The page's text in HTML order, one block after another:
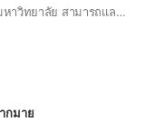
กลุ่มนี้จัดขึ้นเพื่อพูดคุยเกี่ยวกับการเข้ามหาวิทยาลัย สามารถแลกเปลี่ยนข้อมูลและความรู้ได้เลยค่ะ #dek70 #dek71 #dek72 #เด็กซิ่ว
กมาย